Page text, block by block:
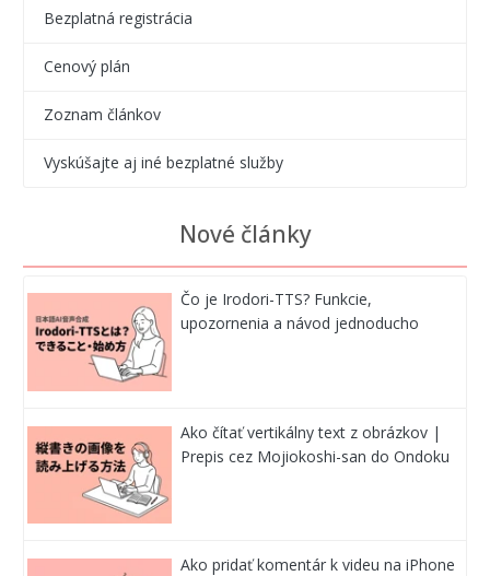
Bezplatná registrácia
Cenový plán
Zoznam článkov
Vyskúšajte aj iné bezplatné služby
Nové články
Čo je Irodori-TTS? Funkcie,
upozornenia a návod jednoducho
Ako čítať vertikálny text z obrázkov |
Prepis cez Mojiokoshi-san do Ondoku
Ako pridať komentár k videu na iPhone